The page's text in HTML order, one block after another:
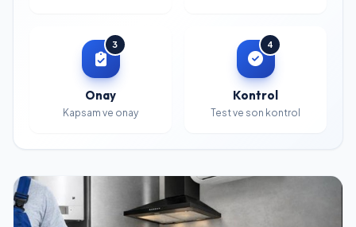
3
Onay
Kapsam ve onay
4
Kontrol
Test ve son kontrol